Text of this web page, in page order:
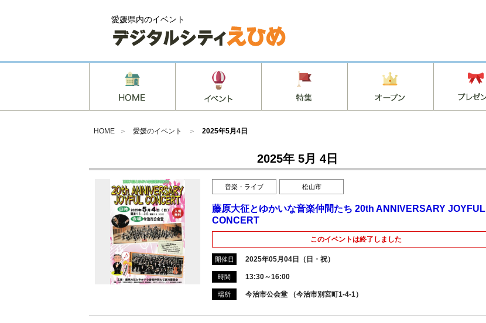
愛媛県内のイベント
HOME ＞ 愛媛のイベント ＞ 2025年5月4日
2025年 5月 4日
音楽・ライブ 松山市
藤原大征とゆかいな音楽仲間たち 20th ANNIVERSARY JOYFUL
CONCERT
このイベントは終了しました
開催日 2025年05月04日（日・祝）
時間 13:30～16:00
場所 今治市公会堂 （今治市別宮町1-4-1）